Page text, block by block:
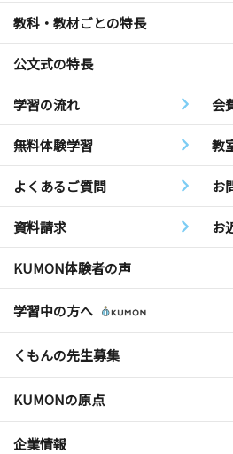
教科・教材ごとの特長
公文式の特長
学習の流れ 会
無料体験学習 教
よくあるご質問 お
資料請求 お
KUMON体験者の声
学習中の方へ
くもんの先生募集
KUMONの原点
企業情報